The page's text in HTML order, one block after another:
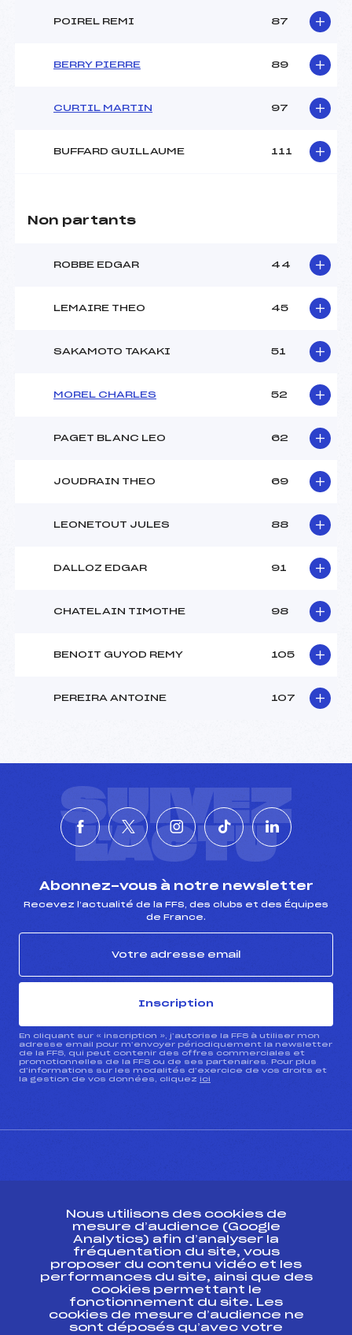
POIREL REMI 87
BERRY PIERRE 89
CURTIL MARTIN 97
BUFFARD GUILLAUME 111
Non partants
ROBBE EDGAR 44
LEMAIRE THEO 45
SAKAMOTO TAKAKI 51
MOREL CHARLES 52
PAGET BLANC LEO 62
JOUDRAIN THEO 69
LEONETOUT JULES 88
DALLOZ EDGAR 91
CHATELAIN TIMOTHE 98
BENOIT GUYOD REMY 105
PEREIRA ANTOINE 107
SUIVEZ
L'ACTU
Abonnez-vous à notre newsletter
Recevez l’actualité de la FFS, des clubs et des Équipes
de France.
Inscription
En cliquant sur « inscription », j’autorise la FFS à utiliser mon
adresse email pour m’envoyer périodiquement la newsletter
de la FFS, qui peut contenir des offres commerciales et
promotionnelles de la FFS ou de ses partenaires. Pour plus
d’informations sur les modalités d’exercice de vos droits et
la gestion de vos données, cliquez ici
Ressources
Pass’Neige
Projet sportif fédéral
Projet de performance fédéral
Antidopage
Nous utilisons des cookies de
mesure d’audience (Google
Analytics) afin d’analyser la
fréquentation du site, vous
proposer du contenu vidéo et les
performances du site, ainsi que des
cookies permettant le
fonctionnement du site. Les
cookies de mesure d’audience ne
sont déposés qu’avec votre